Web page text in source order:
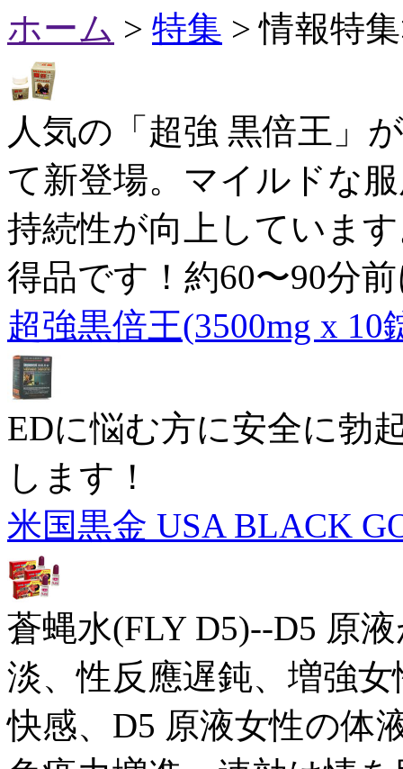
ホーム > 特集 > 情報特
人気の「超強 黒倍王」
て新登場。マイルドな
持続性が向上していま
得品です！約60〜90分
超強黒倍王(3500mg x 10
EDに悩む方に安全に勃
します！
米国黒金 USA BLACK
蒼蝿水(FLY D5)--D5 原
淡、性反應遅鈍、増強
快感、D5 原液女性の体